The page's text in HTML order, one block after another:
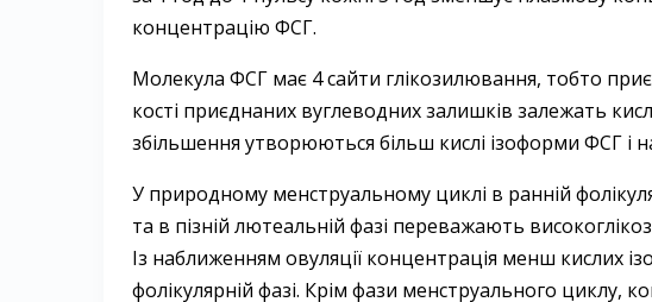
концентрацію ФСГ.
Молекула ФСГ має 4 сайти глікозилювання, тобто
кості приєднаних вуглеводних залишків залежать
збільшення утворюються більш кислі ізоформи ФСГ і
У природному менструальному циклі в ранній
та в пізній лютеальній фазі переважають
Із наближенням овуляції концентрація менш кислих
фолікулярній фазі. Крім фази менструального циклу,